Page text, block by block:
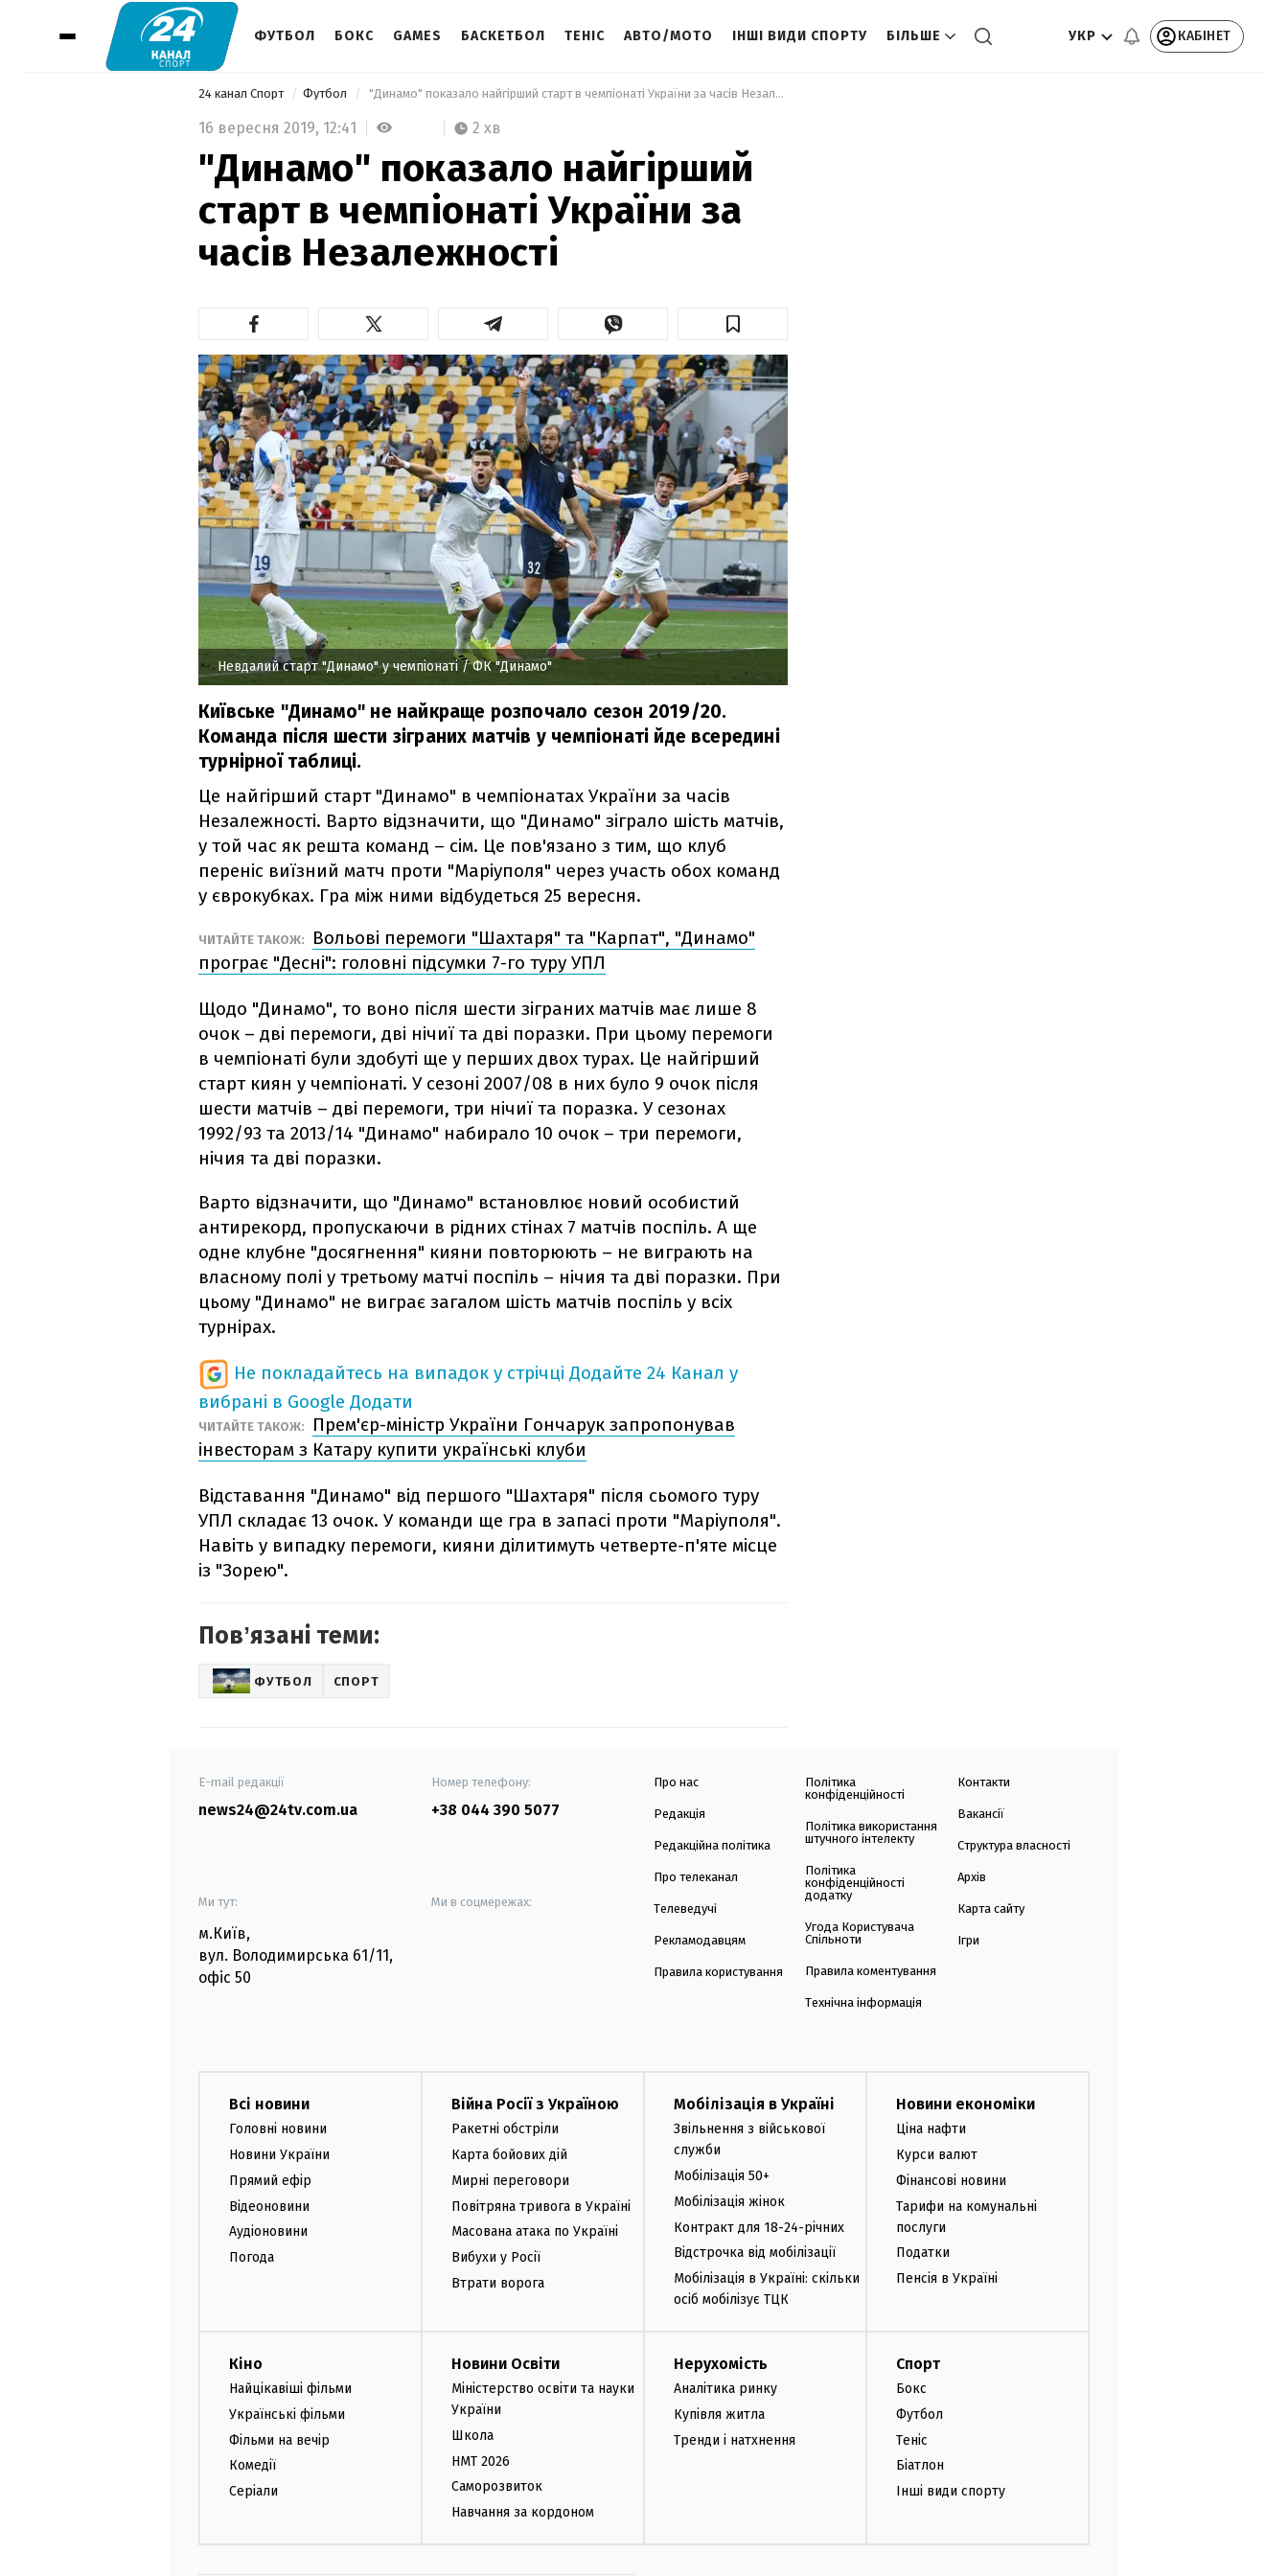
ФУТБОЛ БОКС GAMES БАСКЕТБОЛ ТЕНІС АВТО/МОТО ІНШІ ВИДИ СПОРТУ БІЛЬШЕ УКР КАБІНЕТ
24 канал Спорт Футбол "Динамо" показало найгірший старт в чемпіонаті України за часів Незалежності
16 вересня 2019, 12:41 2 хв
"Динамо" показало найгірший
старт в чемпіонаті України за
часів Незалежності
Невдалий старт "Динамо" у чемпіонаті/ ФК "Динамо"
Київське "Динамо" не найкраще розпочало сезон 2019/20.
Команда після шести зіграних матчів у чемпіонаті йде всередині
турнірної таблиці.
Це найгірший старт "Динамо" в чемпіонатах України за часів
Незалежності. Варто відзначити, що "Динамо" зіграло шість матчів,
у той час як решта команд – сім. Це пов'язано з тим, що клуб
переніс виїзний матч проти "Маріуполя" через участь обох команд
у єврокубках. Гра між ними відбудеться 25 вересня.
ЧИТАЙТЕ ТАКОЖ:
Вольові перемоги "Шахтаря" та "Карпат", "Динамо"
програє "Десні": головні підсумки 7-го туру УПЛ
Щодо "Динамо", то воно після шести зіграних матчів має лише 8
очок – дві перемоги, дві нічиї та дві поразки. При цьому перемоги
в чемпіонаті були здобуті ще у перших двох турах. Це найгірший
старт киян у чемпіонаті. У сезоні 2007/08 в них було 9 очок після
шести матчів – дві перемоги, три нічиї та поразка. У сезонах
1992/93 та 2013/14 "Динамо" набирало 10 очок – три перемоги,
нічия та дві поразки.
Варто відзначити, що "Динамо" встановлює новий особистий
антирекорд, пропускаючи в рідних стінах 7 матчів поспіль. А ще
одне клубне "досягнення" кияни повторюють – не виграють на
власному полі у третьому матчі поспіль – нічия та дві поразки. При
цьому "Динамо" не виграє загалом шість матчів поспіль у всіх
турнірах.
Не покладайтесь на випадок у стрічці Додайте 24 Канал у
вибрані в Google Додати
ЧИТАЙТЕ ТАКОЖ:
Прем'єр-міністр України Гончарук запропонував
інвесторам з Катару купити українські клуби
Відставання "Динамо" від першого "Шахтаря" після сьомого туру
УПЛ складає 13 очок. У команди ще гра в запасі проти "Маріуполя".
Навіть у випадку перемоги, кияни ділитимуть четверте-п'яте місце
із "Зорею".
Повʼязані теми:
ФУТБОЛ СПОРТ
E-mail редакції
news24@24tv.com.ua
Номер телефону:
+38 044 390 5077
Ми тут:
м.Київ,
вул. Володимирська 61/11,
офіс 50
Ми в соцмережах:
Про нас
Редакція
Редакційна політика
Про телеканал
Телеведучі
Рекламодавцям
Правила користування
Політика
конфіденційності
Політика використання
штучного інтелекту
Політика
конфіденційності
додатку
Угода Користувача
Спільноти
Правила коментування
Технічна інформація
Контакти
Вакансії
Структура власності
Архів
Карта сайту
Ігри
Всі новини
Головні новини
Новини України
Прямий ефір
Відеоновини
Аудіоновини
Погода
Війна Росії з Україною
Ракетні обстріли
Карта бойових дій
Мирні переговори
Повітряна тривога в Україні
Масована атака по Україні
Вибухи у Росії
Втрати ворога
Мобілізація в Україні
Звільнення з військової
служби
Мобілізація 50+
Мобілізація жінок
Контракт для 18-24-річних
Відстрочка від мобілізації
Мобілізація в Україні: скільки
осіб мобілізує ТЦК
Новини економіки
Ціна нафти
Курси валют
Фінансові новини
Тарифи на комунальні
послуги
Податки
Пенсія в Україні
Кіно
Найцікавіші фільми
Українські фільми
Фільми на вечір
Комедії
Серіали
Новини Освіти
Міністерство освіти та науки
України
Школа
НМТ 2026
Саморозвиток
Навчання за кордоном
Нерухомість
Аналітика ринку
Купівля житла
Тренди і натхнення
Спорт
Бокс
Футбол
Теніс
Біатлон
Інші види спорту